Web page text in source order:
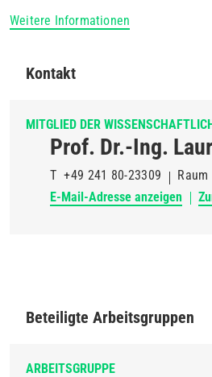
Weitere Informationen
Kontakt
MITGLIED DER
Prof. Dr.-Ing.
T +49 241 80-23309 Raum
E-Mail-Adresse anzeigen
Beteiligte Arbeitsgruppen
ARBEITSGRUPPE